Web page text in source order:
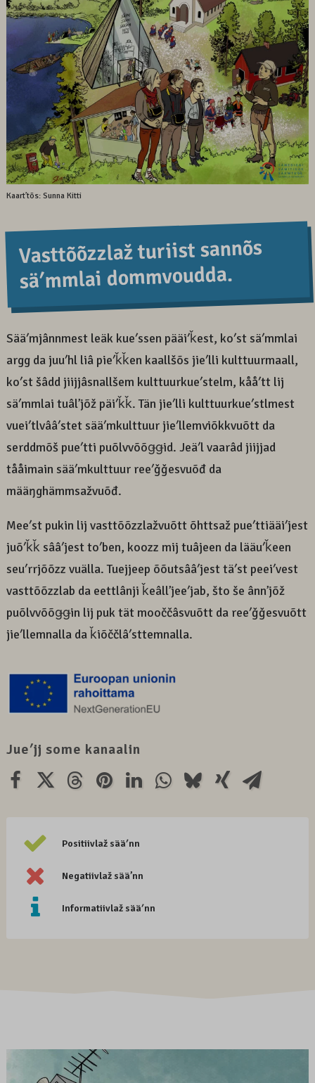
Kaartʼtõs: Sunna Kitti
Vasttõõzzlaž turiist sannõs
säʹmmlai dommvoudda.
Sääʹmjânnmest leäk kueʹssen pääiʹǩest, koʹst säʹmmlai
argg da juuʹhl liâ pieʹǩǩen kaallšõs jieʹlli kulttuurmaall,
koʹst šâdd jiijjâsnallšem kulttuurkueʹstelm, kååʹtt lij
säʹmmlai tuâlʼjõž päiʹǩǩ. Tän jieʹlli kulttuurkueʹstlmest
vueiʹtlvââʹstet sääʹmkulttuur jieʹllemviõkkvuõtt da
serddmõš pueʹtti puõlvvõõǥǥid. Jeäʹl vaarâd jiijjad
tååimain sääʹmkulttuur reeʹǧǧesvuõđ da
määŋghämmsažvuõđ.
Meeʹst pukin lij vasttõõzzlažvuõtt õhttsaž pueʹttiääiʹjest
juõʹǩǩ sââʹjest toʹben, koozz mij tuâjeen da lääuʹǩeen
seuʹrrjõõzz vuälla. Tuejjeep õõutsââʹjest täʹst peeiʹvest
vasttõõzzlab da eettlânji ǩeâllʼjeeʹjab, što še ânnʼjõž
puõlvvõõǥǥin lij puk tät mooččâsvuõtt da reeʹǧǧesvuõtt
jieʹllemnalla da ǩiõččlâʹsttemnalla.
Jueʹjj some kanaalin
Positiivlaž sääʹnn
Negatiivlaž sää’nn
Informatiivlaž sääʹnn